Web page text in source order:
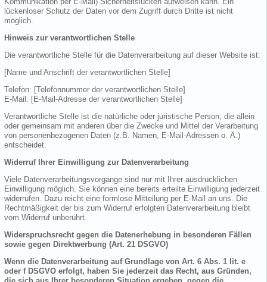
lückenloser Schutz der Daten vor dem Zugriff durch Dritte ist nicht
möglich.
Hinweis zur verantwortlichen Stelle
Die verantwortliche Stelle für die Datenverarbeitung auf dieser Website ist:
[Name und Anschrift der verantwortlichen Stelle]
Telefon: [Telefonnummer der verantwortlichen Stelle]
E-Mail: [E-Mail-Adresse der verantwortlichen Stelle]
Verantwortliche Stelle ist die natürliche oder juristische Person, die allein
oder gemeinsam mit anderen über die Zwecke und Mittel der Verarbeitung
von personenbezogenen Daten (z.B. Namen, E-Mail-Adressen o. Ä.)
entscheidet.
Widerruf Ihrer Einwilligung zur Datenverarbeitung
Viele Datenverarbeitungsvorgänge sind nur mit Ihrer ausdrücklichen
Einwilligung möglich. Sie können eine bereits erteilte Einwilligung jederzeit
widerrufen. Dazu reicht eine formlose Mitteilung per E-Mail an uns. Die
Rechtmäßigkeit der bis zum Widerruf erfolgten Datenverarbeitung bleibt
vom Widerruf unberührt.
Widerspruchsrecht gegen die Datenerhebung in besonderen Fällen
sowie gegen Direktwerbung (Art. 21 DSGVO)
Wenn die Datenverarbeitung auf Grundlage von Art. 6 Abs. 1 lit. e
oder f DSGVO erfolgt, haben Sie jederzeit das Recht, aus Gründen,